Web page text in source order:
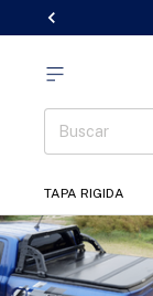
TAPA RIGIDA